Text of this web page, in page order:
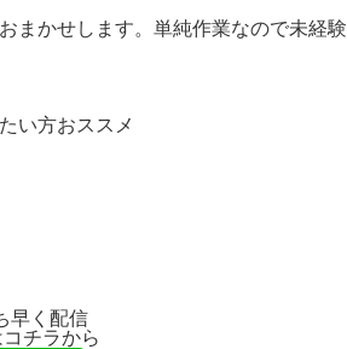
まかせします。単純作業なので未経験
い方おススメ
早く配信
チラから